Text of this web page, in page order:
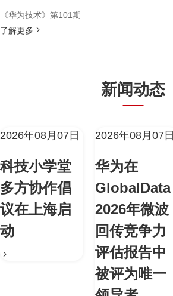
《华为技术》第101期
了解更多
新闻动态
2026年08月07日
科技小学堂
多方协作倡
议在上海启
动
2026年08月07日
华为在
GlobalData
2026年微波
回传竞争力
评估报告中
被评为唯一